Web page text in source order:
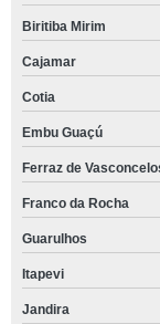
Biritiba Mirim
Cajamar
Cotia
Embu Guaçú
Ferraz de
Franco da Rocha
Guarulhos
Itapevi
Jandira